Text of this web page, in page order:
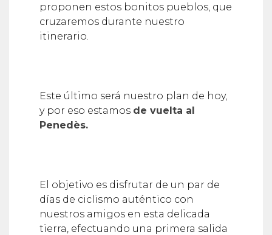
proponen estos bonitos pueblos, que
cruzaremos durante nuestro
itinerario.
Este último será nuestro plan de hoy,
y por eso estamos de vuelta al
Penedès.
El objetivo es disfrutar de un par de
días de ciclismo auténtico con
nuestros amigos en esta delicada
tierra, efectuando una primera salida